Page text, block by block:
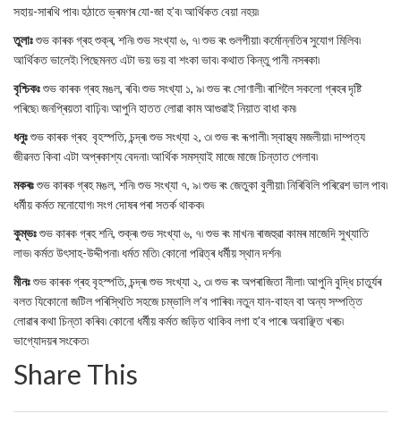
সহায়-সাৰথি পাব৷ হঠাতে ভ্ৰমণৰ যো-জা হ’ব৷ আৰ্থিকত বেয়া নহয়৷
তুলাঃশুভ কাৰক গ্ৰহ শুক্ৰ, শনি৷ শুভ সংখ্যা ৬, ৭৷ শুভ ৰং গুলপীয়া৷ কৰ্মোন্নতিৰ সুযোগ মিলিব৷
আৰ্থিকত ভালেই৷ পিছেমনত এটা ভয় ভয় বা শংকা ভাব৷ কথাত কিন্তু পানী নসৰকা৷
বৃশ্চিকঃশুভ কাৰক গ্ৰহ মঙল, ৰবি৷ শুভ সংখ্যা ১, ৯৷ শুভ ৰং সোণালী৷ ৰাশিলৈ সকলো গ্ৰহৰ দৃষ্টি
পৰিছে৷ জনপ্ৰিয়তা বাঢ়িব৷ আপুনি হাতত লোৱা কাম আগুৱাই নিয়াত বাধা কম৷
ধনুঃশুভ কাৰক গ্ৰহ বৃহস্পতি, চন্দ্ৰ৷ শুভ সংখ্যা ২, ৩৷ শুভ ৰং ৰূপালী৷ স্বাস্থ্য মজলীয়া৷ দাম্পত্য
জীৱনত কিবা এটা অপ্ৰকাশ্য বেদনা৷ আৰ্থিক সমস্যাই মাজে মাজে চিন্তাত পেলাব৷
মকৰঃশুভ কাৰক গ্ৰহ মঙল, শনি৷ শুভ সংখ্যা ৭, ৯৷ শুভ ৰং জেতুকা বুলীয়া৷ নিৰিবিলি পৰিৱেশ ভাল পাব৷
ধৰ্মীয় কৰ্মত মনোযোগ৷ সংগ দোষৰ পৰা সতৰ্ক থাকক৷
কুম্ভঃশুভ কাৰক গ্ৰহ শনি, শুক্ৰ৷ শুভ সংখ্যা ৬, ৭৷ শুভ ৰং মাখন৷ ৰাজহুৱা কামৰ মাজেদি সুখ্যাতি
লাভ৷ কৰ্মত উৎসাহ-উদ্দীপনা৷ ধৰ্মত মতি৷ কোনো পৱিত্ৰ ধৰ্মীয় স্থান দৰ্শন৷
মীনঃশুভ কাৰক গ্ৰহ বৃহস্পতি, চন্দ্ৰ৷ শুভ সংখ্যা ২, ৩৷ শুভ ৰং অপৰাজিতা নীলা৷ আপুনি বুদ্ধি চাতুৰ্যৰ
বলত যিকোনো জটিল পৰিস্থিতি সহজে চম্ভালি ল’ব পাৰিব৷ নতুন যান-বাহন বা অন্য সম্পত্তি
লোৱাৰ কথা চিন্তা কৰিব৷ কোনো ধৰ্মীয় কৰ্মত জড়িত থাকিব লগা হ’ব পাৰে৷ অবাঞ্ছিত খৰচ৷
ভাগ্যোদয়ৰ সংকেত৷
Share This